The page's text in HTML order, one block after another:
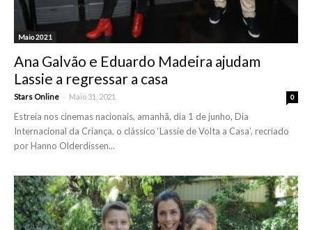
Maio 2021
Ana Galvão e Eduardo Madeira ajudam
Lassie a regressar a casa
Stars Online - Maio 31, 2021 0
Estreia nos cinemas nacionais, amanhã, dia 1 de junho, Dia
Internacional da Criança, o clássico ‘Lassie de Volta a Casa’, recriado
por Hanno Olderdissen...